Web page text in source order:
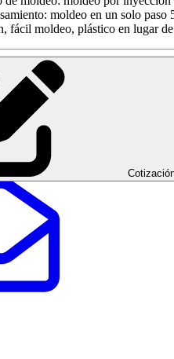
moldeo en un solo
fácil moldeo, plástico en lugar